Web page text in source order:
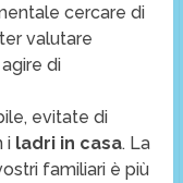
cercare di
valutare
di
evitate di
i ladri in casa. La
familiari è più